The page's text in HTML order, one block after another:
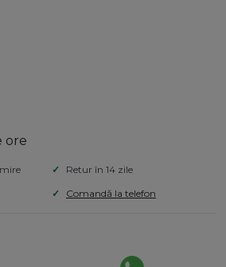
ore
Retur în 14 zile
Comandă la telefon